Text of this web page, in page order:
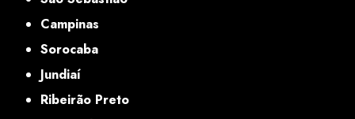
Campinas
Sorocaba
Jundiaí
Ribeirão Preto